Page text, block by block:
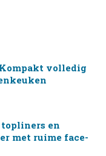
volledig
en
met ruime face-